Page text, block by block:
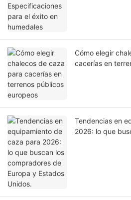
Cómo elegir
cacerías en
Tendencias en
2026: lo que